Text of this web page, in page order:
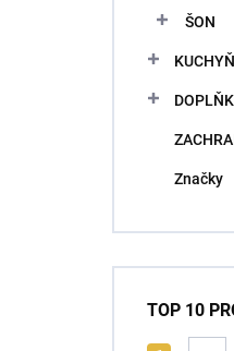
ŠON
Značky
TOP 10